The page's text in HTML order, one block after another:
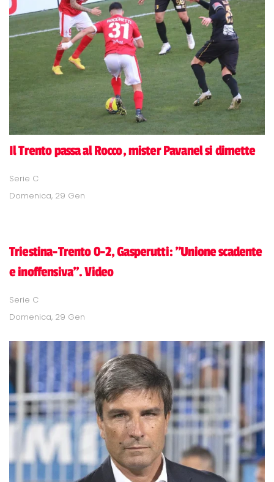
Il Trento passa al Rocco, mister Pavanel si dimette
Serie C
Domenica, 29 Gen
Triestina-Trento 0-2, Gasperutti: "Unione scadente
e inoffensiva". Video
Serie C
Domenica, 29 Gen